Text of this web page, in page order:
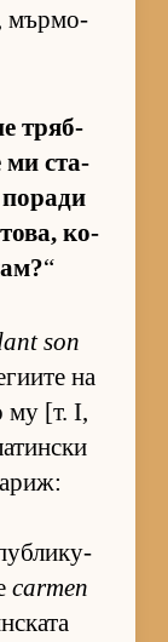
мър­мо­
тряб­
ми ста­
ко­
“
son
на
му [т. I,
carmen